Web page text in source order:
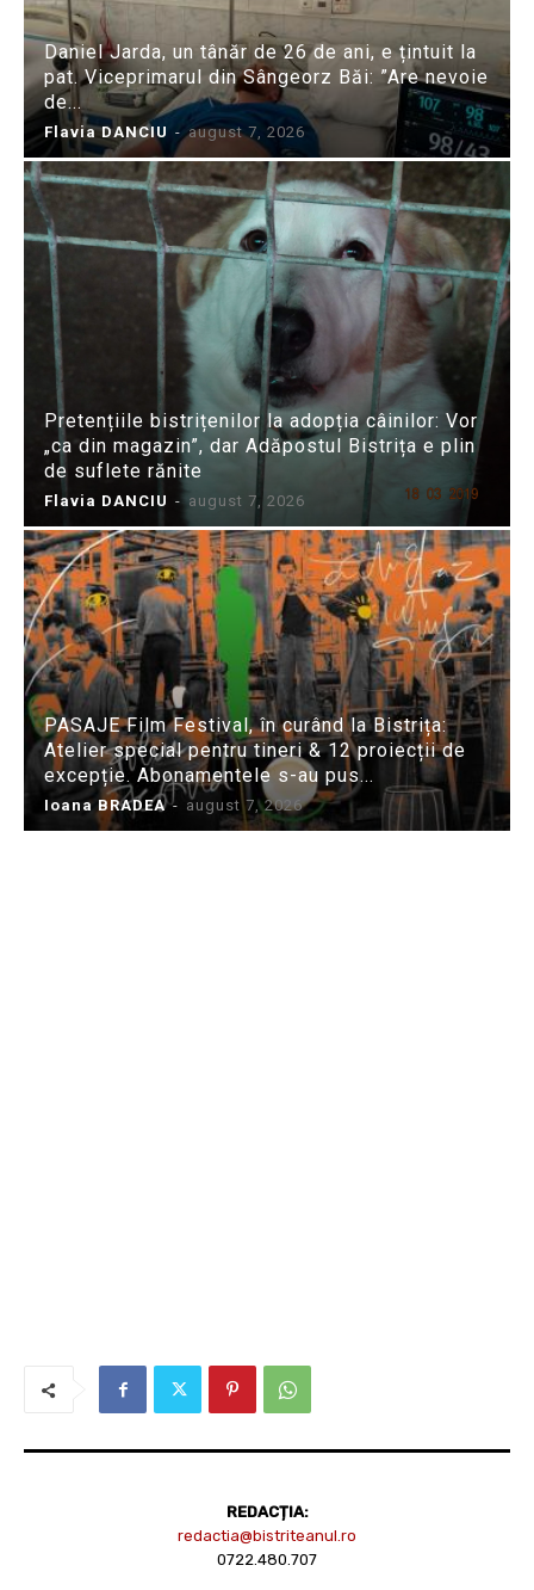
Daniel Jarda, un tânăr de 26 de ani, e țintuit la
pat. Viceprimarul din Sângeorz Băi: ”Are nevoie
de...
Flavia DANCIU - august 7, 2026
Pretențiile bistrițenilor la adopția câinilor: Vor
„ca din magazin”, dar Adăpostul Bistrița e plin
de suflete rănite
Flavia DANCIU - august 7, 2026
PASAJE Film Festival, în curând la Bistrița:
Atelier special pentru tineri & 12 proiecții de
excepție. Abonamentele s-au pus...
Ioana BRADEA - august 7, 2026
REDACȚIA:
redactia@bistriteanul.ro
0722.480.707